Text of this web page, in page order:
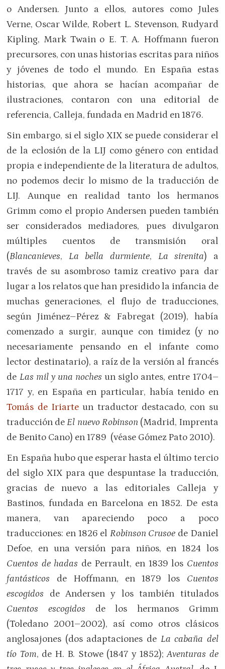
o Andersen. Junto a ellos, autores como Jules
Verne, Oscar Wilde, Robert L. Stevenson, Rudyard
Kipling, Mark Twain o E. T. A. Hoffmann fueron
precursores, con unas historias escritas para niños
y jóvenes de todo el mundo. En España estas
historias, que ahora se hacían acompañar de
ilustraciones, contaron con una editorial de
referencia, Calleja, fundada en Madrid en 1876.
Sin embargo, si el siglo XIX se puede considerar el
de la eclosión de la LIJ como género con entidad
propia e independiente de la literatura de adultos,
no podemos decir lo mismo de la traducción de
LIJ. Aunque en realidad tanto los hermanos
Grimm como el propio Andersen pueden también
ser considerados mediadores, pues divulgaron
múltiples cuentos de transmisión oral
(Blancanieves, La bella durmiente, La sirenita) a
través de su asombroso tamiz creativo para dar
lugar a los relatos que han presidido la infancia de
muchas generaciones, el flujo de traducciones,
según Jiménez–Pérez & Fabregat (2019), había
comenzado a surgir, aunque con timidez (y no
necesariamente pensando en el infante como
lector destinatario), a raíz de la versión al francés
de Las mil y una noches un siglo antes, entre 1704–
1717 y, en España en particular, había tenido en
Tomás de Iriarte un traductor destacado, con su
traducción deEl nuevo Robinson (Madrid, Imprenta
de Benito Cano) en 1789 (véase Gómez Pato 2010).
En España hubo que esperar hasta el último tercio
del siglo XIX para que despuntase la traducción,
gracias de nuevo a las editoriales Calleja y
Bastinos, fundada en Barcelona en 1852. De esta
manera, van apareciendo poco a poco
traducciones: en 1826 el Robinson Crusoe de Daniel
Defoe, en una versión para niños, en 1824 los
Cuentos de hadas de Perrault, en 1839 los Cuentos
fantásticos de Hoffmann, en 1879 los Cuentos
escogidos de Andersen y los también titulados
Cuentos escogidos de los hermanos Grimm
(Toledano 2001–2002), así como otros clásicos
anglosajones (dos adaptaciones de La cabaña del
tío Tom, de H. B. Stowe (1847 y 1852);Aventuras de